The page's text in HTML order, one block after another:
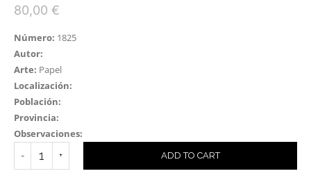
80,00 €
Número: 1825
Autor:
Arte: Papel
Localización:
Población:
Provincia:
Observaciones:
ADD TO CART